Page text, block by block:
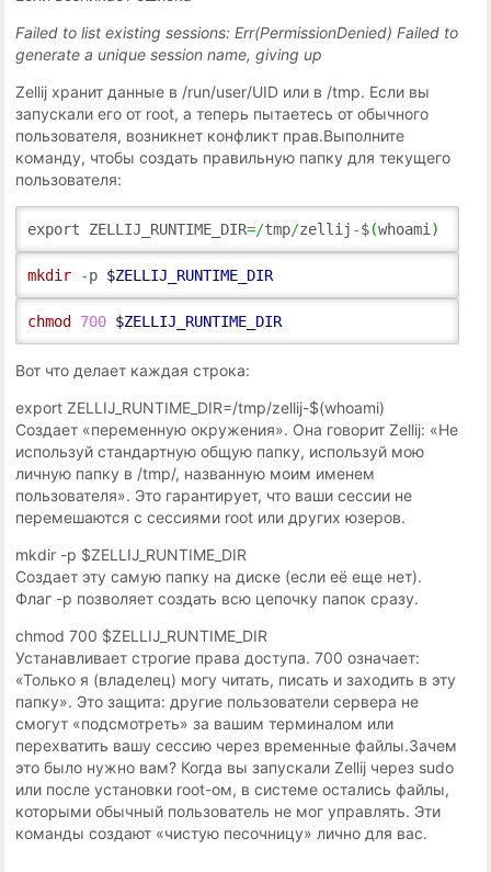
Failed to list existing sessions: Err(PermissionDenied) Failed to
generate a unique session name, giving up
Zellij хранит данные в /run/user/UID или в /tmp. Если вы
запускали его от root, а теперь пытаетесь от обычного
пользователя, возникнет конфликт прав.Выполните
команду, чтобы создать правильную папку для текущего
пользователя:
export ZELLIJ_RUNTIME_DIR=/tmp/zellij -$(whoami )
mkdir -p $ZELLIJ_RUNTIME_DIR
chmod 700 $ZELLIJ_RUNTIME_DIR
Вот что делает каждая строка:
export ZELLIJ_RUNTIME_DIR=/tmp/zellij-$(whoami)
Создает «переменную окружения». Она говорит Zellij: «Не
используй стандартную общую папку, используй мою
личную папку в /tmp/, названную моим именем
пользователя». Это гарантирует, что ваши сессии не
перемешаются с сессиями root или других юзеров.
mkdir -p $ZELLIJ_RUNTIME_DIR
Создает эту самую папку на диске (если её еще нет).
Флаг -p позволяет создать всю цепочку папок сразу.
chmod 700 $ZELLIJ_RUNTIME_DIR
Устанавливает строгие права доступа. 700 означает:
«Только я (владелец) могу читать, писать и заходить в эту
папку». Это защита: другие пользователи сервера не
смогут «подсмотреть» за вашим терминалом или
перехватить вашу сессию через временные файлы.Зачем
это было нужно вам? Когда вы запускали Zellij через sudo
или после установки root-ом, в системе остались файлы,
которыми обычный пользователь не мог управлять. Эти
команды создают «чистую песочницу» лично для вас.